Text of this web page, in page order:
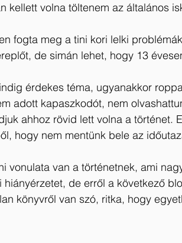
kellett volna töltenem az általános
fogta meg a tini kori lelki
de simán lehet, hogy 13
érdekes téma, ugyanakkor
adott kapaszkodót, nem
ahhoz rövid lett volna a történet.
hogy nem mentünk bele az
vonulata van a történetnek, ami
hiányérzetet, de erről a következő
könyvről van szó, ritka, hogy